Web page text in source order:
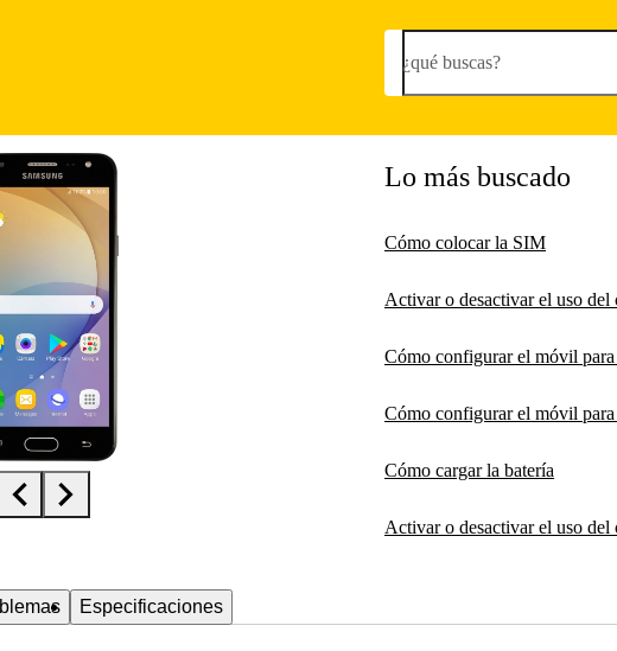
¿qué buscas?
Lo más buscado
Cómo colocar la SIM
Activar o desactivar el uso del
Cómo configurar el móvil
Cómo configurar el móvil
Cómo cargar la batería
Activar o desactivar el uso del
Especificaciones